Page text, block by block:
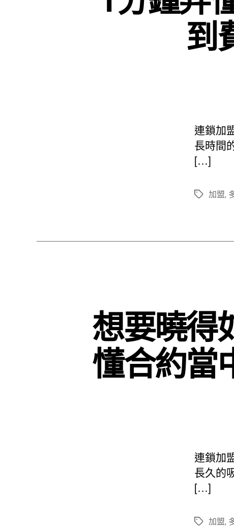
到
連鎖加
長時間
[…]
標
加盟,
想要曉得
懂合約當
連鎖加
長久的
[…]
標
加盟,